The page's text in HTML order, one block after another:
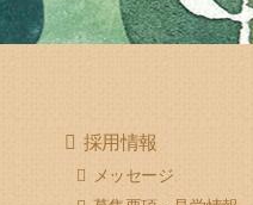
採用情報
メッセージ